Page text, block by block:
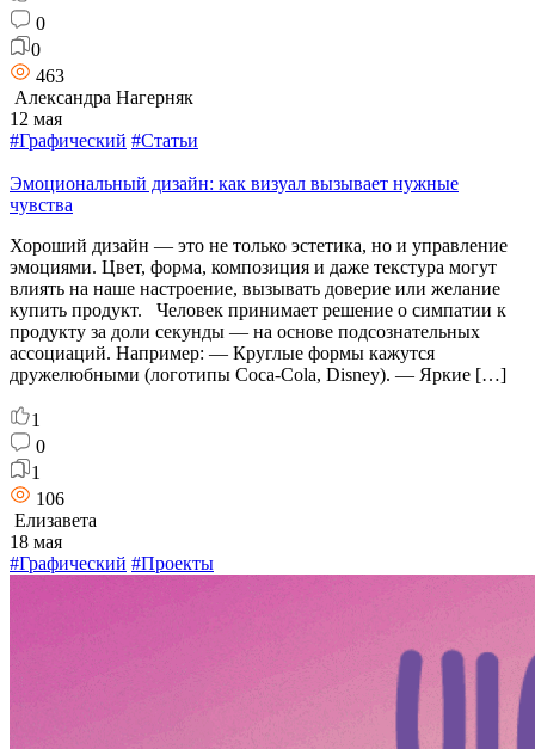
0
0
463
Александра Нагерняк
12 мая
#Графический #Статьи
Эмоциональный дизайн: как визуал вызывает нужные
чувства
Хороший дизайн — это не только эстетика, но и управление
эмоциями. Цвет, форма, композиция и даже текстура могут
влиять на наше настроение, вызывать доверие или желание
купить продукт. Человек принимает решение о симпатии к
продукту за доли секунды — на основе подсознательных
ассоциаций. Например: — Круглые формы кажутся
дружелюбными (логотипы Coca-Cola, Disney). — Яркие […]
1
0
1
106
Елизавета
18 мая
#Графический #Проекты